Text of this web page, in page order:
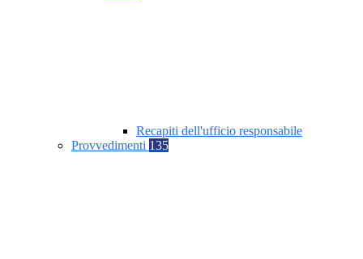
Recapiti dell'ufficio responsabile
Provvedimenti 135